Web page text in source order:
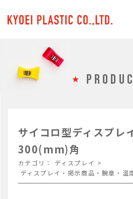
サイコロ型ディスプレ
300(mm)角
カテゴリ： ディスプレイ >
ディスプレイ・掲示商品・腕章・温